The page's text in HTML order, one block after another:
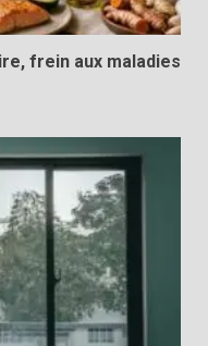
frein aux maladies